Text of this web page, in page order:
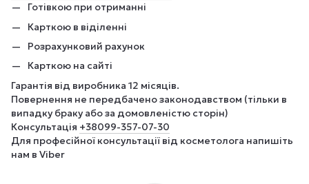
Готівкою при отриманні
Карткою в віділенні
Розрахунковий рахунок
Карткою на сайті
Гарантія від виробника 12 місяців.
Повернення не передбачено законодавством (тільки в
випадку браку або за домовленістю сторін)
Консультація +38099-357-07-30
Для професійної консультації від косметолога напишіть
нам в Viber